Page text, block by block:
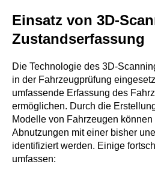
Einsatz von 3D-
Zustandserfassung
Die Technologie des 3D-
in der Fahrzeugprüfung
umfassende Erfassung des
ermöglichen. Durch die
Modelle von Fahrzeugen können
Abnutzungen mit einer bisher
identifiziert werden. Einige
umfassen: